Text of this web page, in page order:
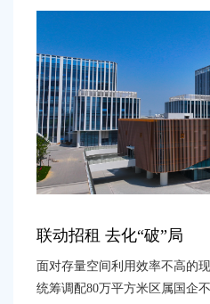
联动招租 去化“破”局
面对存量空间利用效率不高的
统筹调配80万平方米区属国企